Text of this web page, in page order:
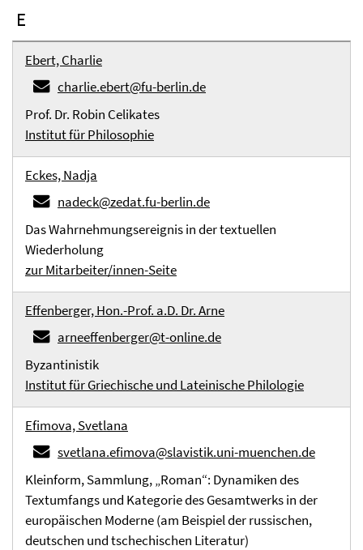
E
Ebert, Charlie
charlie.ebert@fu-berlin.de
Prof. Dr. Robin Celikates
Institut für Philosophie
Eckes, Nadja
nadeck@zedat.fu-berlin.de
Das Wahrnehmungsereignis in der textuellen
Wiederholung
zur Mitarbeiter/innen-Seite
Effenberger, Hon.-Prof. a.D. Dr. Arne
arneeffenberger@t-online.de
Byzantinistik
Institut für Griechische und Lateinische Philologie
Efimova, Svetlana
svetlana.efimova@slavistik.uni-muenchen.de
Kleinform, Sammlung, „Roman“: Dynamiken des
Textumfangs und Kategorie des Gesamtwerks in der
europäischen Moderne (am Beispiel der russischen,
deutschen und tschechischen Literatur)